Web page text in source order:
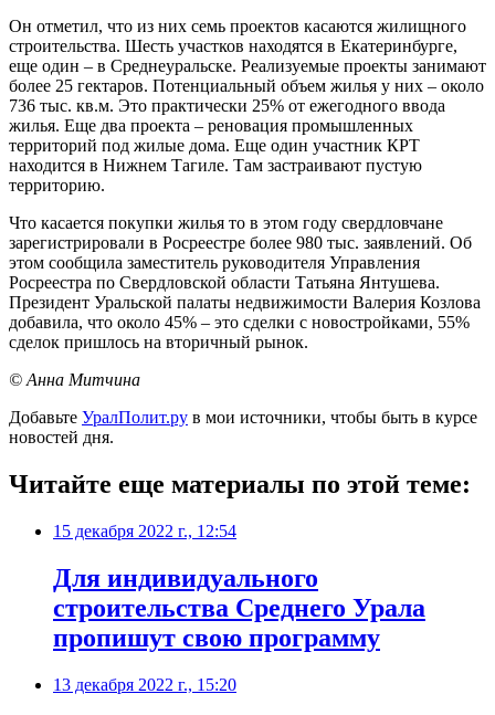
Он отметил, что из них семь проектов касаются жилищного
строительства. Шесть участков находятся в Екатеринбурге,
еще один – в Среднеуральске. Реализуемые проекты занимают
более 25 гектаров. Потенциальный объем жилья у них – около
736 тыс. кв.м. Это практически 25% от ежегодного ввода
жилья. Еще два проекта – реновация промышленных
территорий под жилые дома. Еще один участник КРТ
находится в Нижнем Тагиле. Там застраивают пустую
территорию.
Что касается покупки жилья то в этом году свердловчане
зарегистрировали в Росреестре более 980 тыс. заявлений. Об
этом сообщила заместитель руководителя Управления
Росреестра по Свердловской области Татьяна Янтушева.
Президент Уральской палаты недвижимости Валерия Козлова
добавила, что около 45% – это сделки с новостройками, 55%
сделок пришлось на вторичный рынок.
© Анна Митчина
Добавьте УралПолит.ру в мои источники, чтобы быть в курсе
новостей дня.
Читайте еще материалы по этой теме:
15 декабря 2022 г., 12:54
Для индивидуального
строительства Среднего Урала
пропишут свою программу
13 декабря 2022 г., 15:20